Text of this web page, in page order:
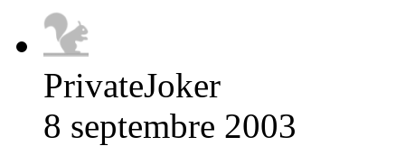
PrivateJoker
8 septembre 2003